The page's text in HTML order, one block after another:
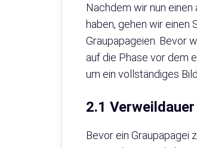
Nachdem wir nun
haben, gehen wir
Graupapageien. Bevor
auf die Phase vor dem
um ein vollständiges
2.1
Bevor ein Graupapagei